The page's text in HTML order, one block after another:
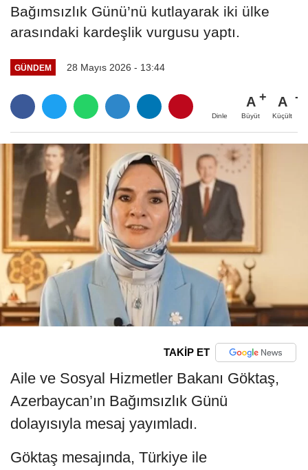
Bağımsızlık Günü’nü kutlayarak iki ülke
arasındaki kardeşlik vurgusu yaptı.
GÜNDEM 28 Mayıs 2026 - 13:44
Dinle
A
Büyüt
A
Küçült
TAKİP ET
Aile ve Sosyal Hizmetler Bakanı Göktaş,
Azerbaycan’ın Bağımsızlık Günü
dolayısıyla mesaj yayımladı.
Göktaş mesajında, Türkiye ile